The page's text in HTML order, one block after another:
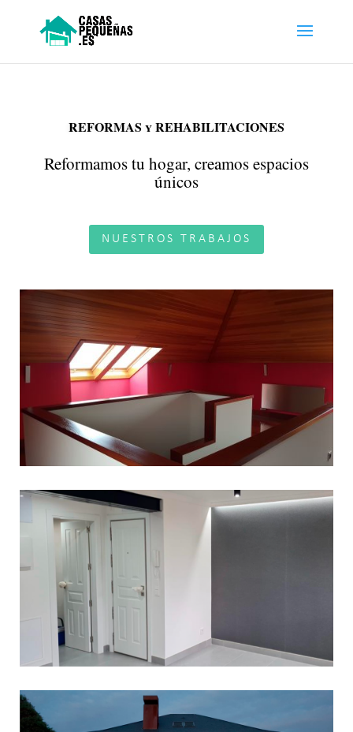
REFORMAS y REHABILITACIONES
Reformamos tu hogar, creamos espacios
únicos
NUESTROS TRABAJOS